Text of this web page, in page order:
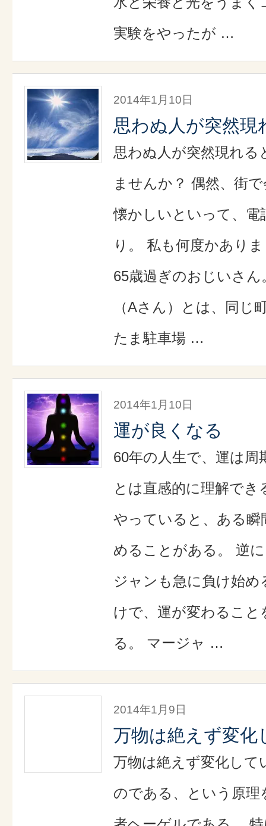
実験をやったが …
2014年1月10日
思わぬ人が突然現
思わぬ人が突然現れる
ませんか？ 偶然、街
懐かしいといって、
り。 私も何度かあり
65歳過ぎのおじいさ
（Aさん）とは、同じ
たま駐車場 …
2014年1月10日
運が良くなる
60年の人生で、運は
とは直感的に理解で
やっていると、ある瞬
めることがある。 逆
ジャンも急に負け始
けで、運が変わること
る。 マージャ …
2014年1月9日
万物は絶えず変化
万物は絶えず変化して
のである、という原理